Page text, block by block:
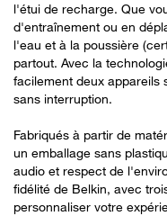
l'étui de recharge. Que
d'entraînement ou en
l'eau et à la poussière
partout. Avec la
facilement deux appareils
sans interruption.
Fabriqués à partir de
un emballage sans
audio et respect de
fidélité de Belkin, avec
personnaliser votre